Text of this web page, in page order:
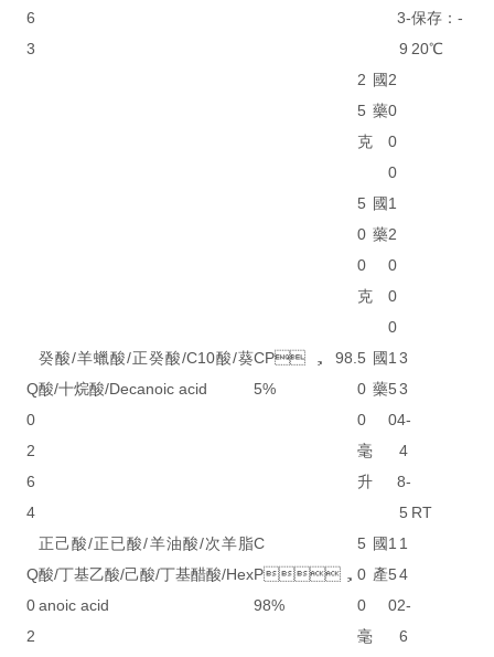
6
3
3-
9
保存：-
20℃
2
5
克
國
藥
2
0
0
0
5
0
0
克
國
藥
1
2
0
0
0
Q
0
2
6
4
癸酸/羊蠟酸/正癸酸/C10酸/葵
酸/十烷酸/Decanoic acid
CP，98.
5%
5
0
0
毫
升
國
藥
1
5
0
3
3
4-
4
8-
5 RT
Q
0
2
正己酸/正已酸/羊油酸/次羊脂
酸/丁基乙酸/己酸/丁基醋酸/Hex
anoic acid
C
P，
98%
5
0
0
毫
國
產
1
5
0
1
4
2-
6